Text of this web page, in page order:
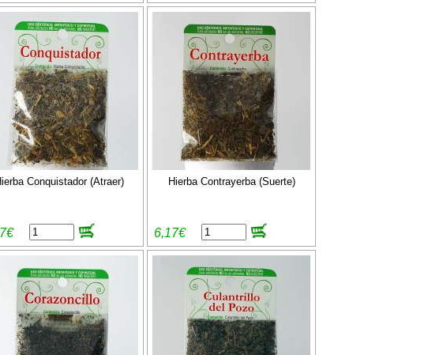
Conquistador (Atraer) Hierba Contrayerba (Suerte)
6,17€